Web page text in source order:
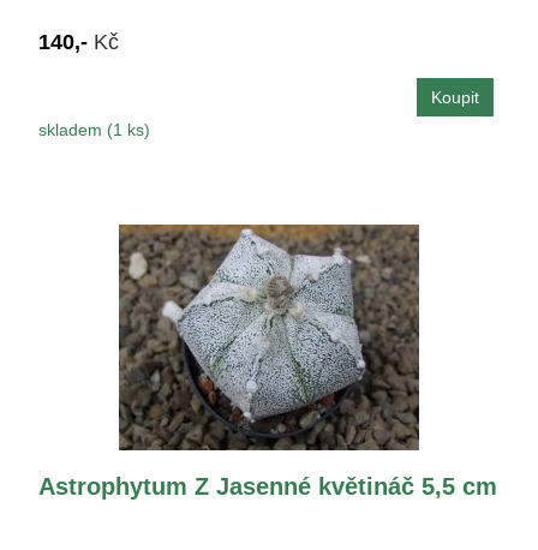
140,- Kč
skladem (1 ks)
Astrophytum Z Jasenné květináč 5,5 cm